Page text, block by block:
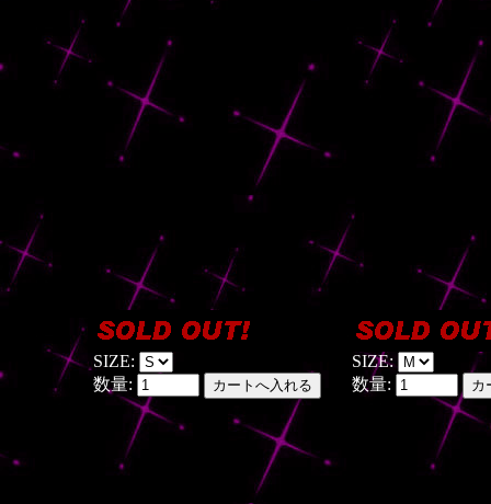
SIZE:
数量:
SIZE:
数量: